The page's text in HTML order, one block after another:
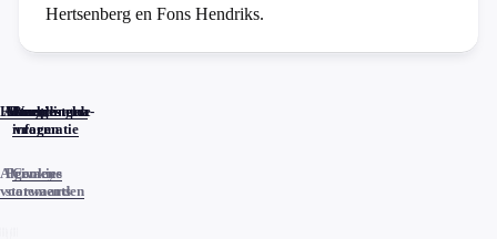
Hertsenberg en Fons Hendriks.
Home
Actueel
Uitzendingen
Reacties
Programma-
informatie
Veelgestelde
vragen
Algemene
voorwaarden
Privacy
statements
Cookies